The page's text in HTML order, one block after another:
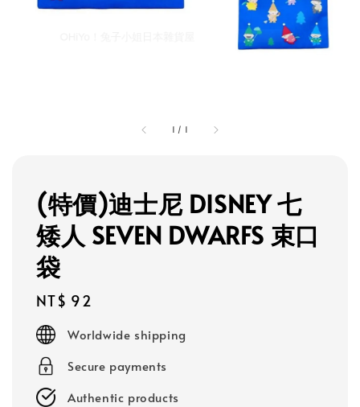
1 / 1
(特價)迪士尼 DISNEY 七
矮人 SEVEN DWARFS 束口
袋
Regular
price
NT$ 92
Worldwide shipping
Secure payments
Authentic products